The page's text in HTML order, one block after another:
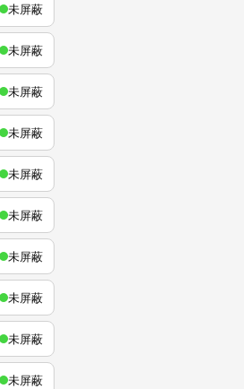
未屏蔽
未屏蔽
未屏蔽
未屏蔽
未屏蔽
未屏蔽
未屏蔽
未屏蔽
未屏蔽
未屏蔽